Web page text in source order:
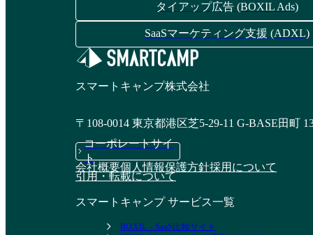
資料請求リストに追加
キンタイミライ
資料請求リストに追加
タイアップ広告 (BOXIL Ads)
SaaSマーケティング支援 (ADXL)
スマートキャンプ株式会社
〒108-0014 東京都港区芝5-29-11 G-BASE田町
コーポレートサイ
ト
会社概要個人情報保護方針採用について
引用・転載について
スマートキャンプ サービス一覧
BOXIL - SaaS比較サイト